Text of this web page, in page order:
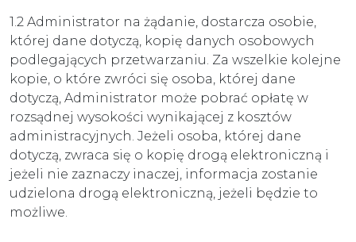
1.2 Administrator na żądanie, dostarcza osobie,
której dane dotyczą, kopię danych osobowych
podlegających przetwarzaniu. Za wszelkie kolejne
kopie, o które zwróci się osoba, której dane
dotyczą, Administrator może pobrać opłatę w
rozsądnej wysokości wynikającej z kosztów
administracyjnych. Jeżeli osoba, której dane
dotyczą, zwraca się o kopię drogą elektroniczną i
jeżeli nie zaznaczy inaczej, informacja zostanie
udzielona drogą elektroniczną, jeżeli będzie to
możliwe.